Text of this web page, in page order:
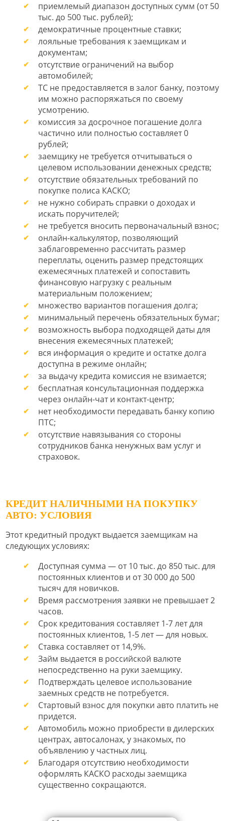
приемлемый диапазон доступных сумм (от 50
тыс. до 500 тыс. рублей);
демократичные процентные ставки;
лояльные требования к заемщикам и
документам;
отсутствие ограничений на выбор
автомобилей;
ТС не предоставляется в залог банку, поэтому
им можно распоряжаться по своему
усмотрению.
комиссия за досрочное погашение долга
частично или полностью составляет 0
рублей;
заемщику не требуется отчитываться о
целевом использовании денежных средств;
отсутствие обязательных требований по
покупке полиса КАСКО;
не нужно собирать справки о доходах и
искать поручителей;
не требуется вносить первоначальный взнос;
онлайн-калькулятор, позволяющий
заблаговременно рассчитать размер
переплаты, оценить размер предстоящих
ежемесячных платежей и сопоставить
финансовую нагрузку с реальным
материальным положением;
множество вариантов погашения долга;
минимальный перечень обязательных бумаг;
возможность выбора подходящей даты для
внесения ежемесячных платежей;
вся информация о кредите и остатке долга
доступна в режиме онлайн;
за выдачу кредита комиссия не взимается;
бесплатная консультационная поддержка
через онлайн-чат и контакт-центр;
нет необходимости передавать банку копию
ПТС;
отсутствие навязывания со стороны
сотрудников банка ненужных вам услуг и
страховок.
КРЕДИТ НАЛИЧНЫМИ НА ПОКУПКУ
АВТО: УСЛОВИЯ
Этот кредитный продукт выдается заемщикам на
следующих условиях:
Доступная сумма — от 10 тыс. до 850 тыс. для
постоянных клиентов и от 30 000 до 500
тысяч для новичков.
Время рассмотрения заявки не превышает 2
часов.
Срок кредитования составляет 1-7 лет для
постоянных клиентов, 1-5 лет — для новых.
Ставка составляет от 14,9%.
Займ выдается в российской валюте
непосредственно на руки заемщику.
Подтверждать целевое использование
заемных средств не потребуется.
Стартовый взнос для покупки авто платить не
придется.
Автомобиль можно приобрести в дилерских
центрах, автосалонах, у знакомых, по
объявлению у частных лиц.
Благодаря отсутствию необходимости
оформлять КАСКО расходы заемщика
существенно сокращаются.